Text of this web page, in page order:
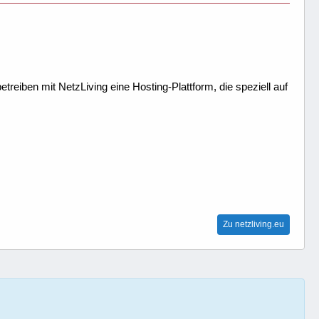
mit NetzLiving eine Hosting-Plattform, die speziell auf
Zu netzliving.eu